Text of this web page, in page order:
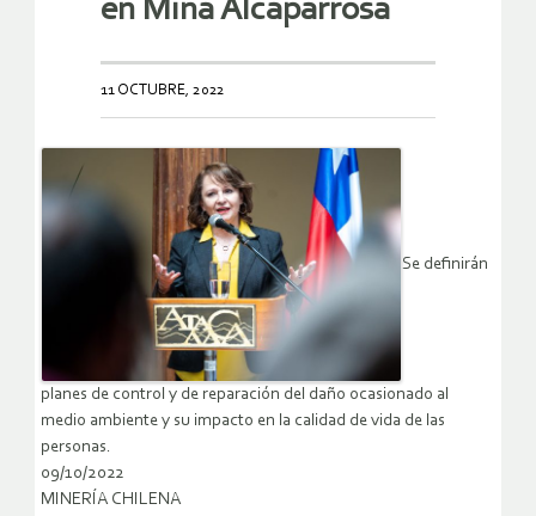
en Mina Alcaparrosa
11 OCTUBRE, 2022
Se definirán
planes de control y de reparación del daño ocasionado al
medio ambiente y su impacto en la calidad de vida de las
personas.
09/10/2022
MINERÍA CHILENA